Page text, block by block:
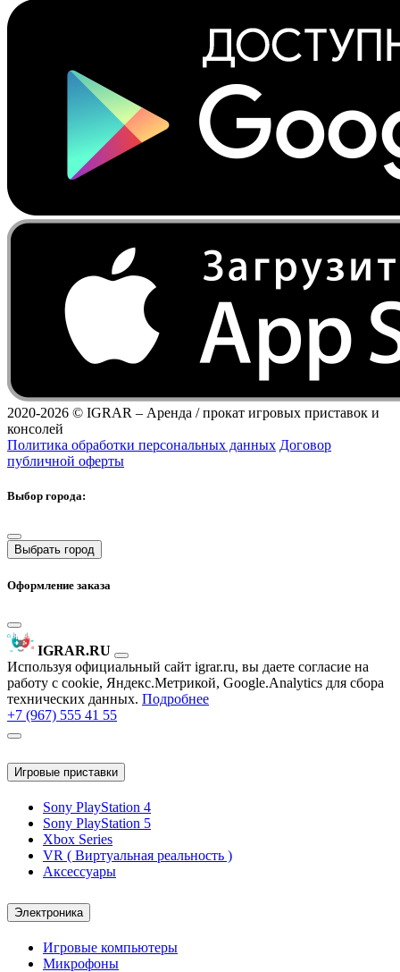
2020-2026 © IGRAR – Аренда / прокат игровых приставок и
консолей
Политика обработки персональных данных Договор
публичной оферты
Выбор города:
Выбрать город
Оформление заказа
IGRAR.RU
Используя официальный сайт igrar.ru, вы даете согласие на
работу с cookie, Яндекс.Метрикой, Google.Analytics для сбора
технических данных. Подробнее
+7 (967) 555 41 55
Игровые приставки
Sony PlayStation 4
Sony PlayStation 5
Xbox Series
VR ( Виртуальная реальность )
Аксессуары
Электроника
Игровые компьютеры
Микрофоны